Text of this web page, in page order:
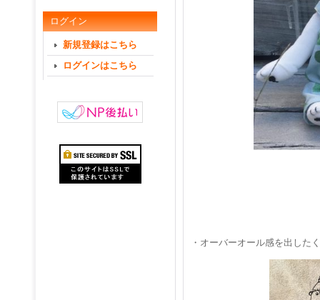
ログイン
新規登録はこちら
ログインはこちら
・オーバーオール感を出した